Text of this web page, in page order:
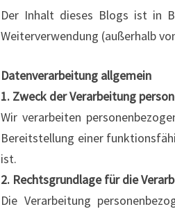
Der Inhalt dieses Blogs ist in
Weiterverwendung (außerhalb
Datenverarbeitung allgemein
1. Zweck der Verarbeitung
Wir verarbeiten
Bereitstellung einer
ist.
2. Rechtsgrundlage für die
Die Verarbeitung